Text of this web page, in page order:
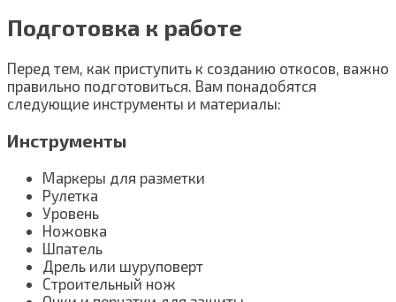
Подготовка к работе
Перед тем, как приступить к созданию откосов, важно
правильно подготовиться. Вам понадобятся
следующие инструменты и материалы:
Инструменты
Маркеры для разметки
Рулетка
Уровень
Ножовка
Шпатель
Дрель или шуруповерт
Строительный нож